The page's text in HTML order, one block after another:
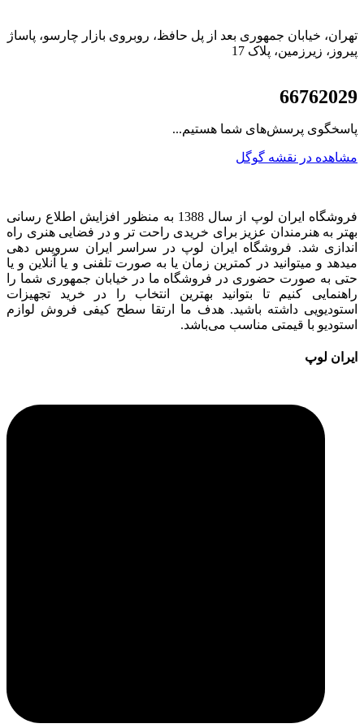
تهران، خیابان جمهوری بعد از پل حافظ، روبروی بازار چارسو، پاساژ
پیروز، زیرزمین، پلاک 17
66762029
پاسخگوی پرسش‌های شما هستیم...
مشاهده در نقشه گوگل
فروشگاه ایران لوپ از سال 1388 به منظور افزایش اطلاع رسانی
بهتر به هنرمندان عزیز برای خریدی راحت تر و در فضایی هنری راه
اندازی شد. فروشگاه ایران لوپ در سراسر ایران سرویس دهی
میدهد و میتوانید در کمترین زمان یا به صورت تلفنی و یا آنلاین و یا
حتی به صورت حضوری در فروشگاه ما در خیابان جمهوری شما را
راهنمایی کنیم تا بتوانید بهترین انتخاب را در خرید تجهیزات
استودیویی داشته باشید. هدف ما ارتقا سطح کیفی فروش لوازم
استودیو با قیمتی مناسب می‌باشد.
ایران لوپ